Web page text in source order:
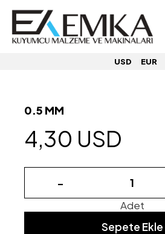
USD EUR
0.5 MM
4,30 USD
-
Adet
Sepete Ekle